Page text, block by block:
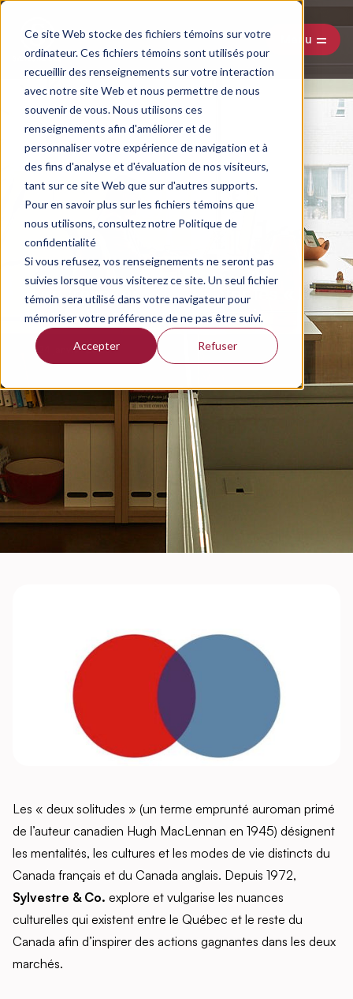
Ce site Web stocke des fichiers témoins sur votre
ordinateur. Ces fichiers témoins sont utilisés pour
recueillir des renseignements sur votre interaction
avec notre site Web et nous permettre de nous
souvenir de vous. Nous utilisons ces
renseignements afin d'améliorer et de
personnaliser votre expérience de navigation et à
des fins d'analyse et d'évaluation de nos visiteurs,
tant sur ce site Web que sur d'autres supports.
Pour en savoir plus sur les fichiers témoins que
nous utilisons, consultez notre Politique de
confidentialité
Si vous refusez, vos renseignements ne seront pas
suivies lorsque vous visiterez ce site. Un seul fichier
témoin sera utilisé dans votre navigateur pour
mémoriser votre préférence de ne pas être suivi.
Accepter Refuser
Menu
Vivre, respirer et respecter les «
deux solitudes »
24 janvier 2023
Les « deux solitudes » (un terme emprunté auroman primé
de l’auteur canadien Hugh MacLennan en 1945) désignent
les mentalités, les cultures et les modes de vie distincts du
Canada français et du Canada anglais. Depuis 1972,
Sylvestre & Co. explore et vulgarise les nuances
culturelles qui existent entre le Québec et le reste du
Canada afin d’inspirer des actions gagnantes dans les deux
marchés.